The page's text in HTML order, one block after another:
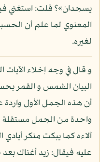
يسجدان»؟ قلت: استغني
المعنوي لما علم أن
لغيره.
و قال في وجه إخلاء
البيان الشمس و القمر
أن هذه الجمل الأول
واحدة من الجمل مستقلة
آلاءه كما يبكت منكر
عليه فيقال: زيد أغناك